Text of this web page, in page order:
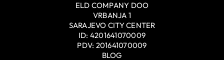
ELD COMPANY DOO
VRBANJA 1
SARAJEVO CITY CENTER
ID: 4201641070009
PDV: 201641070009
BLOG